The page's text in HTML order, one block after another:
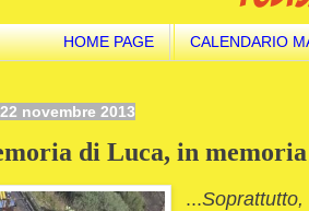
HOME PAGE CALENDARIO
novembre 2013
di Luca, in
...